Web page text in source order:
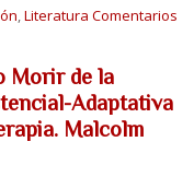
,Literatura Comentarios
Morir de la
Adaptativa
Malcolm